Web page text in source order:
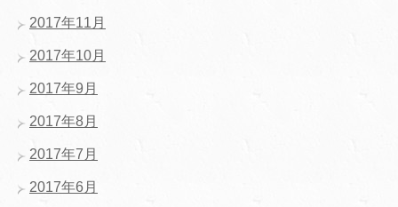
2017年11月
2017年10月
2017年9月
2017年8月
2017年7月
2017年6月